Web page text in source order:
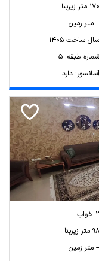
170 متر زیربنا
-- متر زمین
سال ساخت 1405
شماره طبقه: 5
آسانسور: دارد
2 خواب
98 متر زیربنا
-- متر زمین